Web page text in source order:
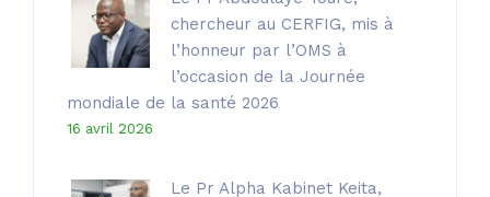
chercheur au CERFIG, mis à
l’honneur par l’OMS à
l’occasion de la Journée
mondiale de la santé 2026
16 avril 2026
Le Pr Alpha Kabinet Keita,